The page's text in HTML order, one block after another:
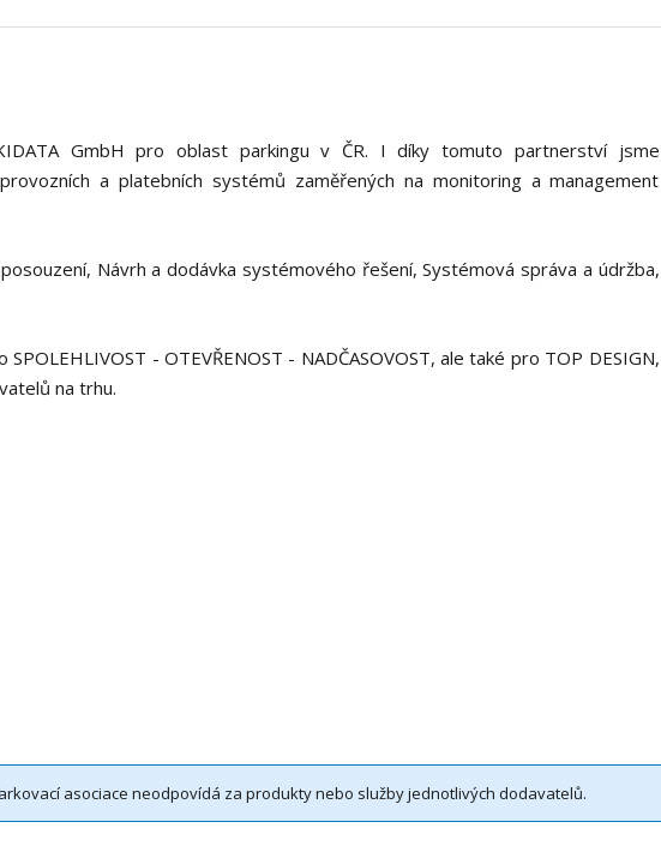
GmbH pro oblast parkingu v ČR. I díky tomuto partnerství jsme
a platebních systémů zaměřených na monitoring a management
Návrh a dodávka systémového řešení, Systémová správa a údržba,
- OTEVŘENOST - NADČASOVOST, ale také pro TOP DESIGN,
na trhu.
asociace neodpovídá za produkty nebo služby jednotlivých dodavatelů.